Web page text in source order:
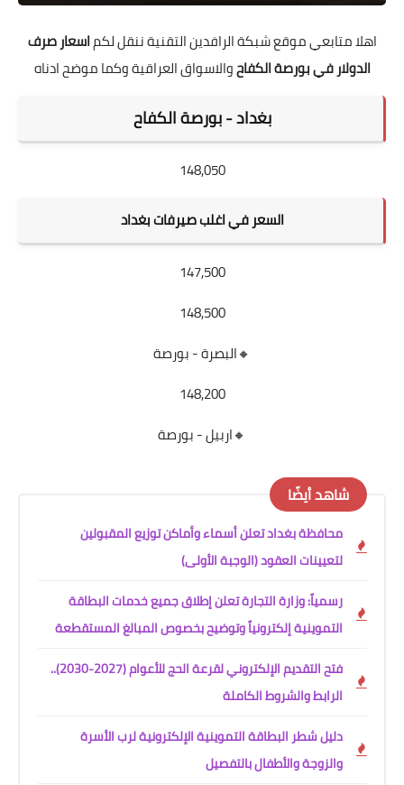
اهلا متابعي موقع شبكة الرافدين التقنية ننقل لكماسعار صرف
الدولار في بورصة الكفاحوالاسواق العراقية وكما موضح ادناه
بغداد - بورصة الكفاح
148,050
السعر في اغلب صيرفات بغداد
147,500
148,500
🔸البصرة - بورصة
148,200
🔸اربيل - بورصة
شاهد أيضًا
محافظة بغداد تعلن أسماء وأماكن توزيع المقبولين
لتعيينات العقود (الوجبة الأولى)
رسمياً: وزارة التجارة تعلن إطلاق جميع خدمات البطاقة
التموينية إلكترونياً وتوضيح بخصوص المبالغ المستقطعة
فتح التقديم الإلكتروني لقرعة الحج للأعوام (2027-2030)..
الرابط والشروط الكاملة
دليل شطر البطاقة التموينية الإلكترونية لرب الأسرة
والزوجة والأطفال بالتفصيل